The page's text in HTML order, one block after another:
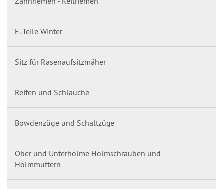
E.-Teile Winter
Sitz für Rasenaufsitzmäher
Reifen und Schläuche
Bowdenzüge und Schaltzüge
Ober und Unterholme Holmschrauben und
Holmmuttern